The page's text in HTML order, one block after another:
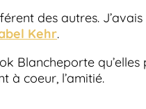
des autres.
Kehr.
Blancheporte
à coeur, l’amitié.